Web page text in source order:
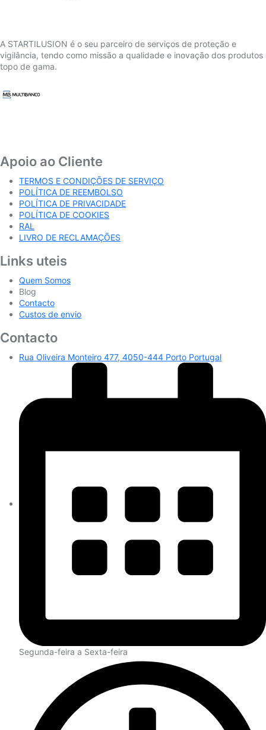
A STARTILUSION é o seu parceiro de serviços de proteção e
vigilância, tendo como missão a qualidade e inovação dos produtos
topo de gama.
Apoio ao Cliente
TERMOS E CONDIÇÕES DE SERVIÇO
POLÍTICA DE REEMBOLSO
POLÍTICA DE PRIVACIDADE
POLÍTICA DE COOKIES
RAL
LIVRO DE RECLAMAÇÕES
Links uteis
Quem Somos
Blog
Contacto
Custos de envio
Contacto
Rua Oliveira Monteiro 477, 4050-444 Porto Portugal
Segunda-feira a Sexta-feira